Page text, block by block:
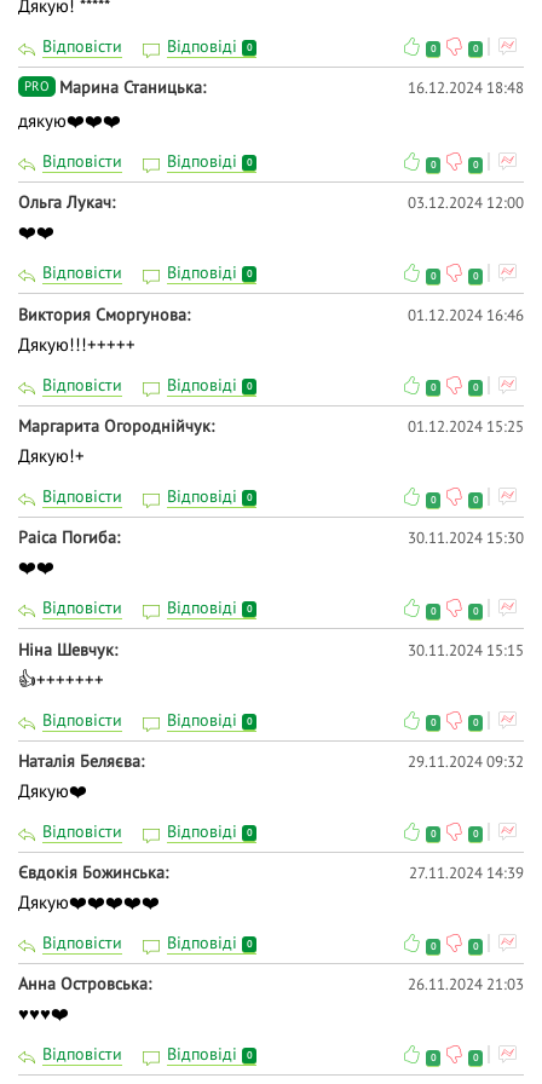
Дякую! *****
Відповісти Відповіді 0 0 0
PRO Марина Станицька 16.12.2024 18:48
дякую❤️❤️❤️
Відповісти Відповіді 0 0 0
Ольга Лукач 03.12.2024 12:00
❤️❤️
Відповісти Відповіді 0 0 0
Виктория Сморгунова 01.12.2024 16:46
Дякую!!!+++++
Відповісти Відповіді 0 0 0
Маргарита Огороднійчук 01.12.2024 15:25
Дякую!+
Відповісти Відповіді 0 0 0
Раіса Погиба 30.11.2024 15:30
❤️❤️
Відповісти Відповіді 0 0 0
Ніна Шевчук 30.11.2024 15:15
👍+++++++
Відповісти Відповіді 0 0 0
Наталія Беляєва 29.11.2024 09:32
Дякую❤️
Відповісти Відповіді 0 0 0
Євдокія Божинська 27.11.2024 14:39
Дякую❤️❤️❤️❤️❤️
Відповісти Відповіді 0 0 0
Анна Островська 26.11.2024 21:03
♥️♥️♥️❤️
Відповісти Відповіді 0 0 0